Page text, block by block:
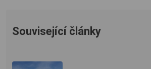
Související články